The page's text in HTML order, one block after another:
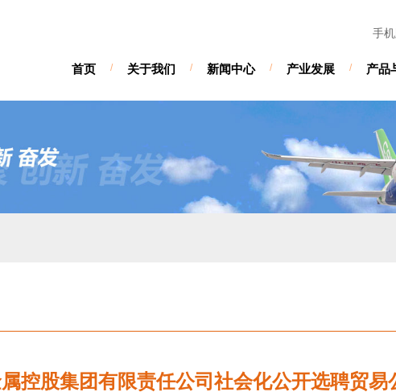
手
首页 / 关于我们 / 新闻中心 / 产业发展 / 产品
控股集团有限责任公司社会化公开选聘贸